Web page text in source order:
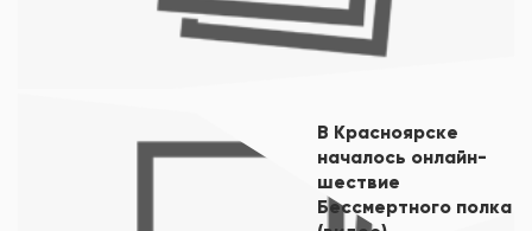
В Красноярске
началось онлайн-
шествие
Бессмертного полка